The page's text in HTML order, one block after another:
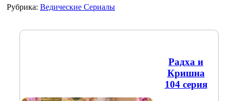
Рубрика: Ведические Сериалы
Радха и
Кришна
104 серия